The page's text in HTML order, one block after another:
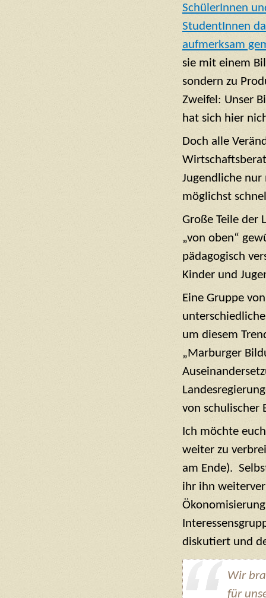
SchülerInnen
StudentInnen
aufmerksam
sie mit einem
sondern zu
Zweifel: Unser
hat sich hier
Doch alle
Jugendliche
möglichst
Große Teile der
„von oben“
pädagogisch
Kinder und
Eine Gruppe
um diesem
„Marburger
von schulischer
Ich möchte
weiter zu
am Ende).
ihr ihn
diskutiert und
Wir
für